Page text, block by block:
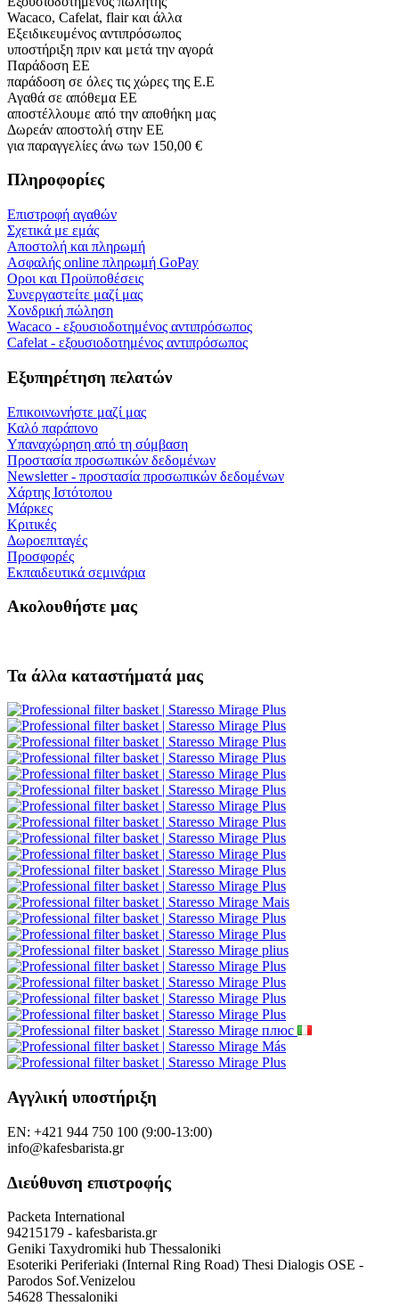
Wacaco, Cafelat, flair και άλλα
Εξειδικευμένος αντιπρόσωπος
υποστήριξη πριν και μετά την αγορά
Παράδοση ΕΕ
παράδοση σε όλες τις χώρες της Ε.Ε
Αγαθά σε απόθεμα ΕΕ
αποστέλλουμε από την αποθήκη μας
Δωρεάν αποστολή στην ΕΕ
για παραγγελίες άνω των 150,00 €
Πληροφορίες
Επιστροφή αγαθών
Σχετικά με εμάς
Αποστολή και πληρωμή
Ασφαλής online πληρωμή GoPay
Οροι και Προϋποθέσεις
Συνεργαστείτε μαζί μας
Χονδρική πώληση
Wacaco - εξουσιοδοτημένος αντιπρόσωπος
Cafelat - εξουσιοδοτημένος αντιπρόσωπος
Εξυπηρέτηση πελατών
Επικοινωνήστε μαζί μας
Καλό παράπονο
Υπαναχώρηση από τη σύμβαση
Προστασία προσωπικών δεδομένων
Newsletter - προστασία προσωπικών δεδομένων
Χάρτης Ιστότοπου
Μάρκες
Κριτικές
Δωροεπιταγές
Προσφορές
Εκπαιδευτικά σεμινάρια
Ακολουθήστε μας
Τα άλλα καταστήματά μας
Αγγλική υποστήριξη
EN: +421 944 750 100 (9:00-13:00)
info@kafesbarista.gr
Διεύθυνση επιστροφής
Packeta International
94215179 - kafesbarista.gr
Geniki Taxydromiki hub Thessaloniki
Esoteriki Periferiaki (Internal Ring Road) Thesi Dialogis OSE -
Parodos Sof.Venizelou
54628 Thessaloniki